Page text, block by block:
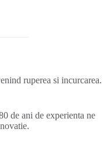
ruperea si incurcarea.
de ani de experienta ne